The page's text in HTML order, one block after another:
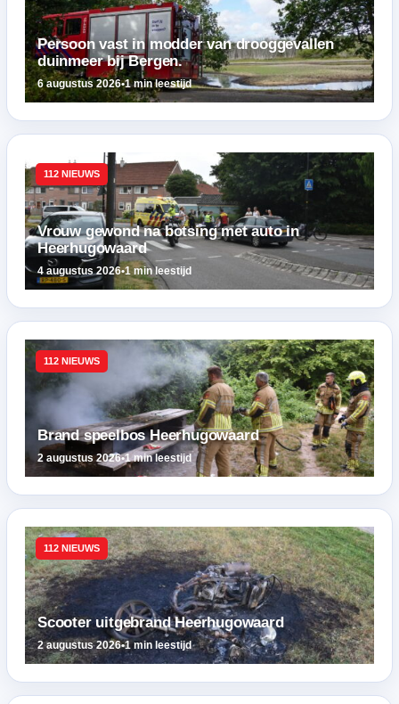
Persoon vast in modder van drooggevallen
duinmeer bij Bergen.
6 augustus 2026•1 min leestijd
112 NIEUWS
Vrouw gewond na botsing met auto in
Heerhugowaard
4 augustus 2026•1 min leestijd
112 NIEUWS
Brand speelbos Heerhugowaard
2 augustus 2026•1 min leestijd
112 NIEUWS
Scooter uitgebrand Heerhugowaard
2 augustus 2026•1 min leestijd